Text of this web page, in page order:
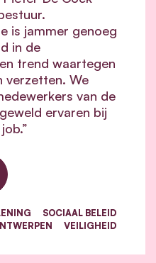
is jammer genoeg
in de
trend waartegen
verzetten. We
van de
ervaren bij
SOCIAAL BELEID
VEILIGHEID